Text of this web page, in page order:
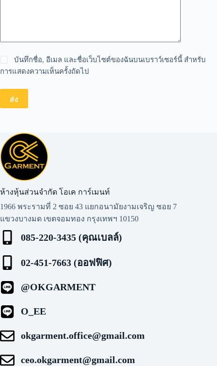
บันทึกชื่อ, อีเมล และชื่อเว็บไซต์ของฉันบนเบราว์เซอร์นี้ สำหรับ
การแสดงความเห็นครั้งถัดไป
ส่ง
ห้างหุ้นส่วนจำกัด โอเค การ์เมนท์​
1966 พระรามที่ 2 ซอย 43 แยกอนามัยงามเจริญ ซอย 7
แขวงบางมด เขตจอมทอง กรุงเทพฯ 10150
085-220-3435 (คุณเบลล์)
02-451-7663 (ออฟฟิศ)
@OKGARMENT
O_EE
okgarment.office@gmail.com
ceo.okgarment@gmail.com